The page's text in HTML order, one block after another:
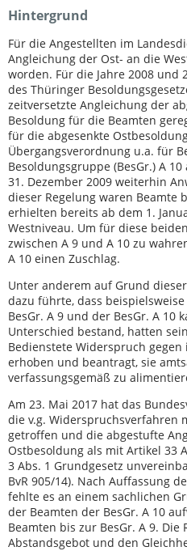
Hintergrund
Für die Angestellten im
Angleichung der Ost- an die
worden. Für die Jahre 2008 und
des Thüringer
zeitversetzte Angleichung der
Besoldung für die Beamten
für die abgesenkte
Übergangsverordnung u.a. für
Besoldungsgruppe (BesGr.) A
31. Dezember 2009 weiterhin
dieser Regelung waren Beamte
erhielten bereits ab dem 1.
Westniveau. Um für diese
zwischen A 9 und A 10 zu
A 10 einen Zuschlag.
Unter anderem auf Grund
dazu führte, dass
BesGr. A 9 und der BesGr. A 10
Unterschied bestand, hatten
Bedienstete Widerspruch
erhoben und beantragt, sie
verfassungsgemäß zu
Am 23. Mai 2017 hat das
die v.g. Widerspruchsverfahren
getroffen und die abgestufte
Ostbesoldung als mit Artikel 33
3 Abs. 1 Grundgesetz
BvR 905/14). Nach Auffassung
fehlte es an einem sachlichen
der Beamten der BesGr. A 10
Beamten bis zur BesGr. A 9. Die
Abstandsgebot und den